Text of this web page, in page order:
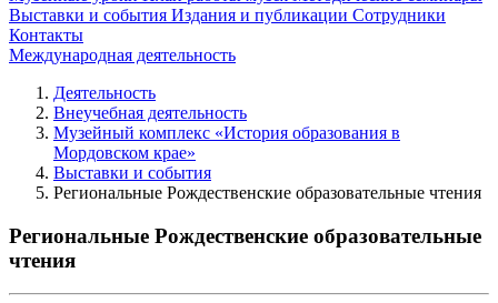
Выставки и события Издания и публикации Сотрудники
Контакты
Международная деятельность
Деятельность
Внеучебная деятельность
Музейный комплекс «История образования в
Мордовском крае»
Выставки и события
Региональные Рождественские образовательные чтения
Региональные Рождественские образовательные
чтения